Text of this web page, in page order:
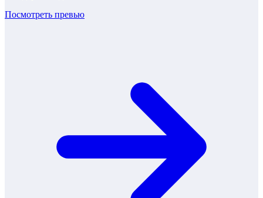
Посмотреть превью